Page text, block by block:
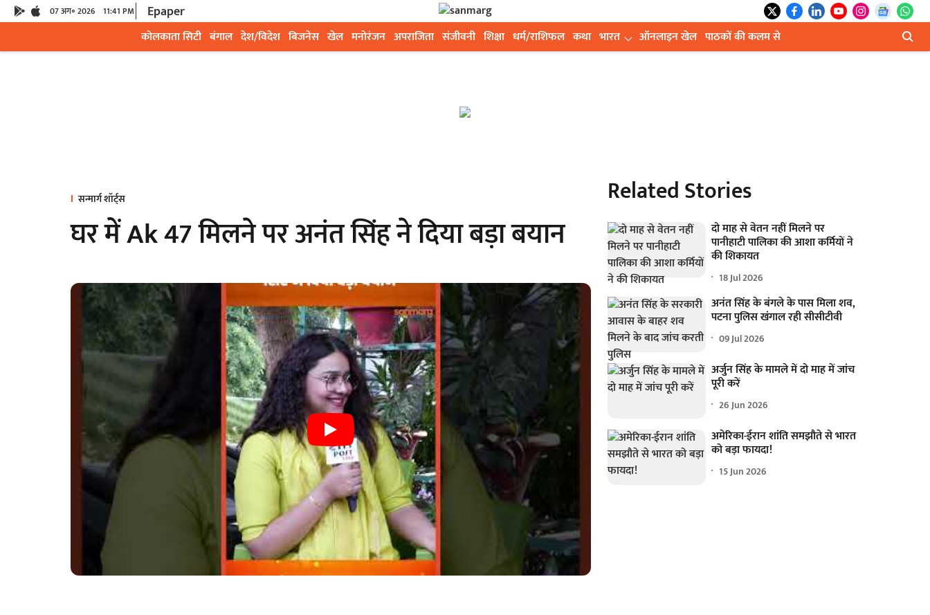
07 अग॰ 2026 11:41 PM Epaper
कोलकाता सिटी बंगाल देश/विदेश बिजनेस खेल मनोरंजन अपराजिता संजीवनी शिक्षा धर्म/राशिफल कथा भारत ऑनलाइन खेल पाठकों की कलम से
सन्मार्ग शॉर्ट्स
घर में Ak 47 मिलने पर अनंत सिंह ने दिया बड़ा बयान
Related Stories
दो माह से वेतन नहीं मिलने पर
पानीहाटी पालिका की आशा कर्मियों ने
की शिकायत
18 Jul 2026
अनंत सिंह के बंगले के पास मिला शव,
पटना पुलिस खंगाल रही सीसीटीवी
09 Jul 2026
अर्जुन सिंह के मामले में दो माह में जांच
पूरी करें
26 Jun 2026
अमेरिका-ईरान शांति समझौते से भारत
को बड़ा फायदा!
15 Jun 2026